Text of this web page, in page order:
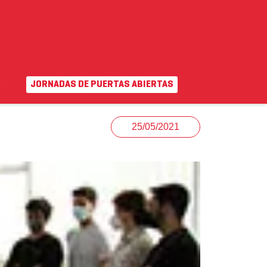
Campus virtual EN|VA
JORNADAS DE PUERTAS ABIERTAS
25/05/2021